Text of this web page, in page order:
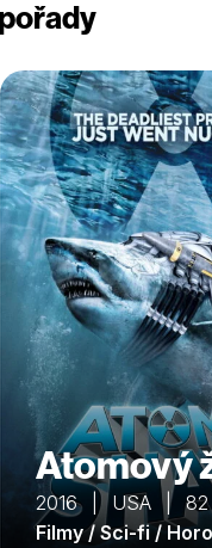
Atomový
2016 | USA | 82
Filmy / Sci-fi /